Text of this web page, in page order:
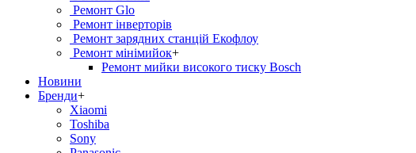
Ремонт Glo
Ремонт інверторів
Ремонт зарядних станцій Екофлоу
Ремонт мiнiмийок+
Ремонт мийки високого тиску Bosch
Новини
Бренди+
Xiaomi
Toshiba
Sony